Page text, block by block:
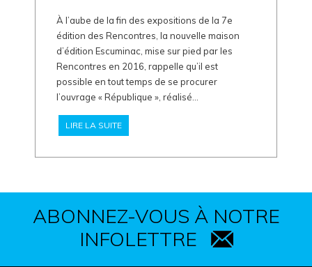
À l’aube de la fin des expositions de la 7e
édition des Rencontres, la nouvelle maison
d’édition Escuminac, mise sur pied par les
Rencontres en 2016, rappelle qu’il est
possible en tout temps de se procurer
l’ouvrage « République », réalisé...
LIRE LA SUITE
ABONNEZ-VOUS À NOTRE
INFOLETTRE